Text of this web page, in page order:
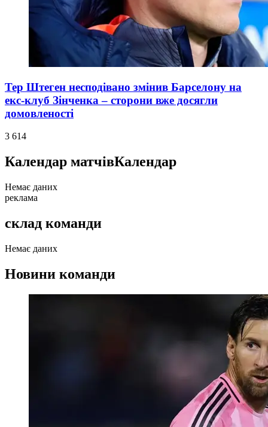
Тер Штеген несподівано змінив Барселону на
екс-клуб Зінченка – сторони вже досягли
домовленості
3 614
Календар матчівКалендар
Немає даних
реклама
склад команди
Немає даних
Новини команди